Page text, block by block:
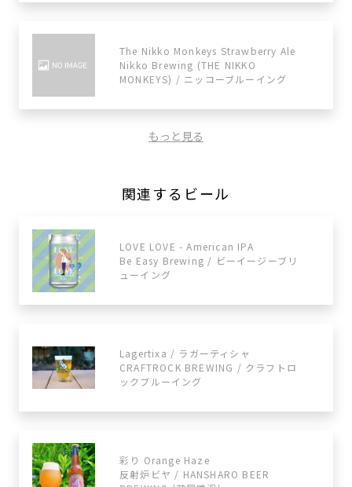
The Nikko Monkeys Strawberry Ale
Nikko Brewing (THE NIKKO
MONKEYS) / ニッコーブルーイング
もっと見る
関連するビール
LOVE LOVE - American IPA
Be Easy Brewing / ビーイージーブリ
ューイング
Lagertixa / ラガーティシャ
CRAFTROCK BREWING / クラフトロ
ックブルーイング
彩り Orange Haze
反射炉ビヤ / HANSHARO BEER